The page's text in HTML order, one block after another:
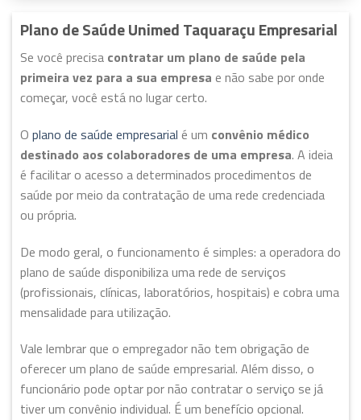
Plano de Saúde Unimed Taquaraçu Empresarial
Se você precisa contratar um plano de saúde pela
primeira vez para a sua empresa e não sabe por onde
começar, você está no lugar certo.
O plano de saúde empresarial é um convênio médico
destinado aos colaboradores de uma empresa. A ideia
é facilitar o acesso a determinados procedimentos de
saúde por meio da contratação de uma rede credenciada
ou própria.
De modo geral, o funcionamento é simples: a operadora do
plano de saúde disponibiliza uma rede de serviços
(profissionais, clínicas, laboratórios, hospitais) e cobra uma
mensalidade para utilização.
Vale lembrar que o empregador não tem obrigação de
oferecer um plano de saúde empresarial. Além disso, o
funcionário pode optar por não contratar o serviço se já
tiver um convênio individual. É um benefício opcional.